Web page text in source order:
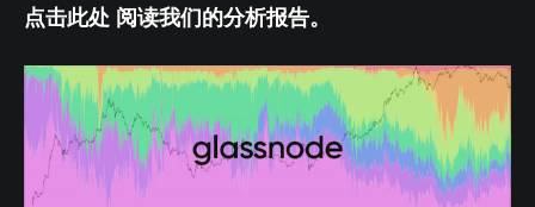
点击此处 阅读我们的分析报告。